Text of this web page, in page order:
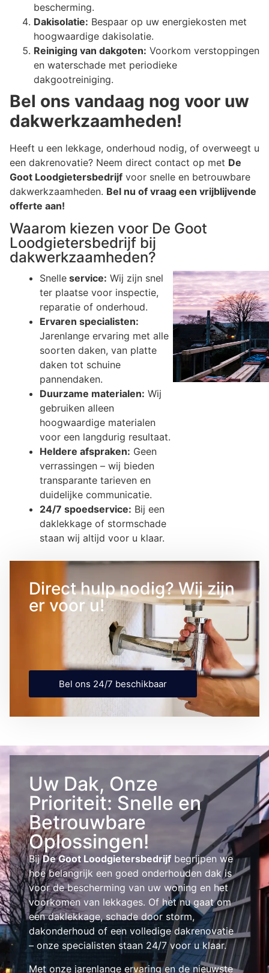
bescherming.
Dakisolatie: Bespaar op uw energiekosten met
hoogwaardige dakisolatie.
Reiniging van dakgoten: Voorkom verstoppingen
en waterschade met periodieke
dakgootreiniging.
Bel ons vandaag nog voor uw
dakwerkzaamheden!
Heeft u een lekkage, onderhoud nodig, of overweegt u
een dakrenovatie? Neem direct contact op met De
Goot Loodgietersbedrijf voor snelle en betrouwbare
dakwerkzaamheden. Bel nu of vraag een vrijblijvende
offerte aan!
Waarom kiezen voor De Goot
Loodgietersbedrijf bij
dakwerkzaamheden?
Snelle service: Wij zijn snel
ter plaatse voor inspectie,
reparatie of onderhoud.
Ervaren specialisten:
Jarenlange ervaring met alle
soorten daken, van platte
daken tot schuine
pannendaken.
Duurzame materialen: Wij
gebruiken alleen
hoogwaardige materialen
voor een langdurig resultaat.
Heldere afspraken: Geen
verrassingen – wij bieden
transparante tarieven en
duidelijke communicatie.
24/7 spoedservice: Bij een
daklekkage of stormschade
staan wij altijd voor u klaar.
Direct hulp nodig? Wij zijn
er voor u!
Bel ons 24/7 beschikbaar
Uw Dak, Onze
Prioriteit: Snelle en
Betrouwbare
Oplossingen!
BijDe Goot Loodgietersbedrijf begrijpen we
hoe belangrijk een goed onderhouden dak is
voor de bescherming van uw woning en het
voorkomen van lekkages. Of het nu gaat om
een daklekkage, schade door storm,
dakonderhoud of een volledige dakrenovatie
– onze specialisten staan 24/7 voor u klaar.
Met onze jarenlange ervaring en de nieuwste